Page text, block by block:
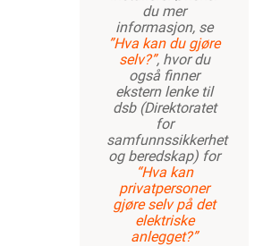
du mer
informasjon, se
”Hva kan du gjøre
selv?”, hvor du
også finner
ekstern lenke til
dsb (Direktoratet
for
samfunnssikkerhet
og beredskap) for
“Hva kan
privatpersoner
gjøre selv på det
elektriske
anlegget?”